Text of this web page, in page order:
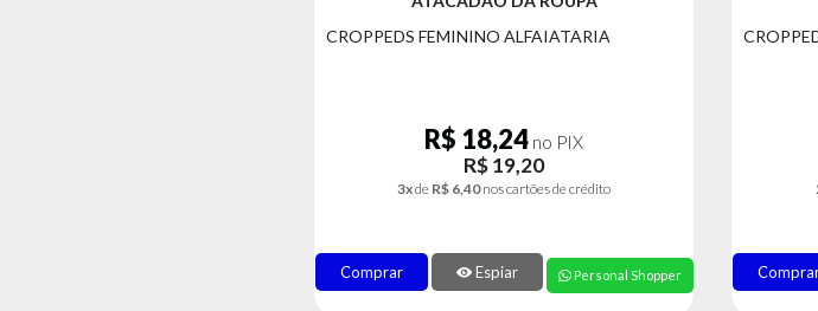
CROPPEDS FEMININO ALFAIATARIA
R$ 18,24 no PIX
R$ 19,20
3xde R$ 6,40nos cartões de crédito
Comprar Espiar Personal Shopper